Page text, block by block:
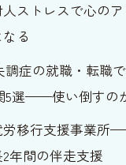
ストレスで心のア
る
調症の就職・転職
5選——使い倒すの
移行支援事業所
年間の伴走支援